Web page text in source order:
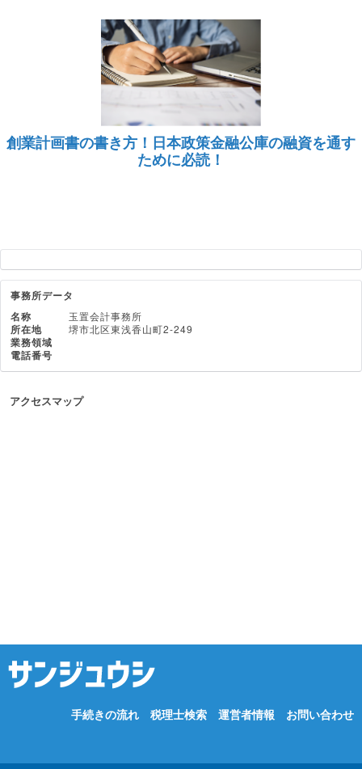
創業計画書の書き方！日本政策金融公庫の融資を通す
ために必読！
事務所データ
名称
玉置会計事務所
所在地 堺市北区東浅香山町2-249
業務領域
電話番号
アクセスマップ
手続きの流れ 税理士検索 運営者情報 お問い合わせ